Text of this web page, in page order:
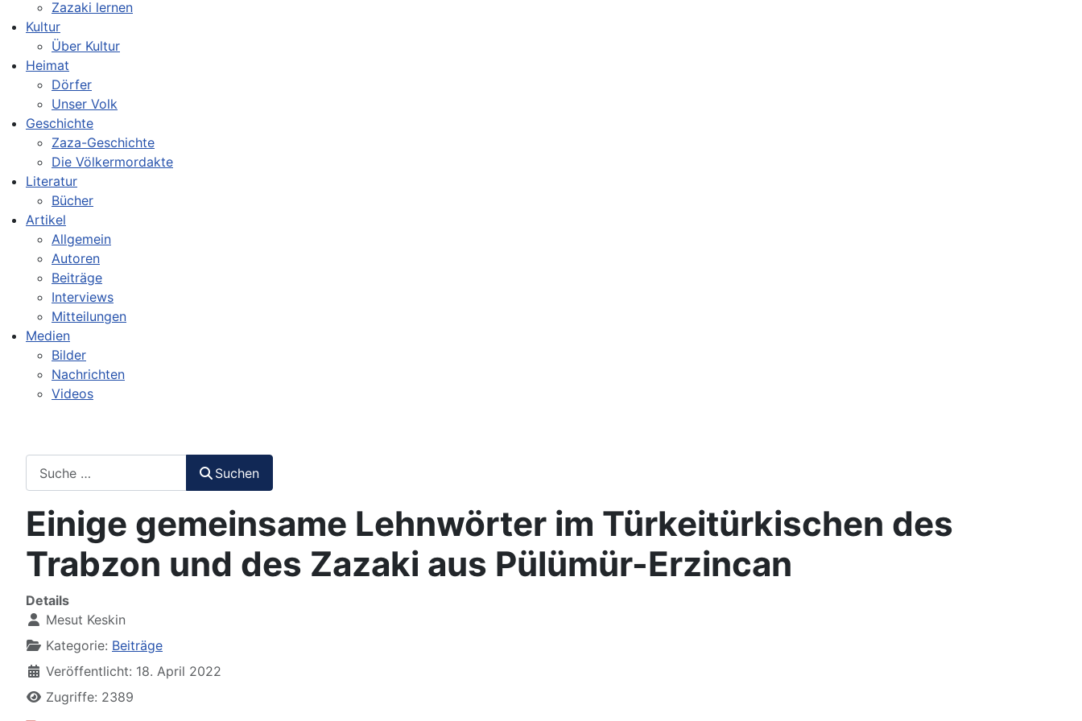
Zazaki lernen
Kultur
Über Kultur
Heimat
Dörfer
Unser Volk
Geschichte
Zaza-Geschichte
Die Völkermordakte
Literatur
Bücher
Artikel
Allgemein
Autoren
Beiträge
Interviews
Mitteilungen
Medien
Bilder
Nachrichten
Videos
Suchen
Einige gemeinsame Lehnwörter im Türkeitürkischen des
Trabzon und des Zazaki aus Pülümür-Erzincan
Details
Mesut Keskin
Kategorie: Beiträge
Veröffentlicht: 18. April 2022
Zugriffe: 2389